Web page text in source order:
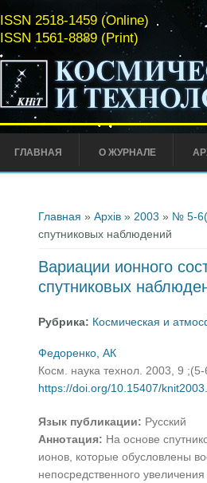
ISSN 2518-1459 (Online)
ISSN 1561-8889 (Print)
ГЛАВНАЯ О ЖУРНАЛЕ
Главная » Архів» 2003 » № 5-
спутниковых наблюдений
Вариации ионного
спутниковых
Рубрика: Космическая и
Федоренко, АК
Косм. наука технол. 2003, 9
https://doi.org/10.15407/
Язык публикации: Русский
Аннотация: На основе
ионов, которые обусловлены
непосредственного